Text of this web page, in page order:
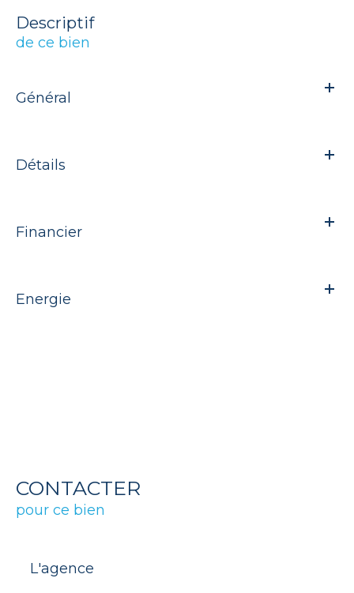
descriptif
de ce bien
Général
Détails
Financier
Energie
CONTACTER
pour ce bien
L'agence